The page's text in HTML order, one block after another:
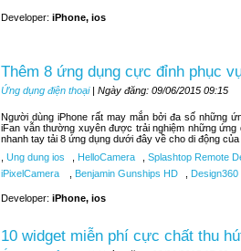
Developer: iPhone, ios
Thêm 8 ứng dụng cực đỉnh phục
Ứng dụng điện thoại| Ngày đăng: 09/06/2015 09:15
Người dùng iPhone rất may mắn bởi đa số những
iFan vẫn thường xuyên được trải nghiệm những
nhanh tay tải 8 ứng dụng dưới đây về cho di động
Ung dung ios HelloCamera
Splashtop Remote
iPixelCamera
Benjamin Gunships HD Design360
Developer: iPhone, ios
10 widget miễn phí cực chất thu